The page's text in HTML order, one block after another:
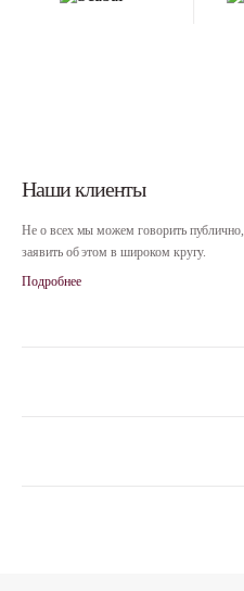
Наши клиенты
Не о всех мы можем говорить публично,
заявить об этом в широком кругу.
Подробнее